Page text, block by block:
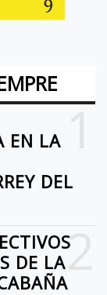
EN LA
DEL
2
DE LA